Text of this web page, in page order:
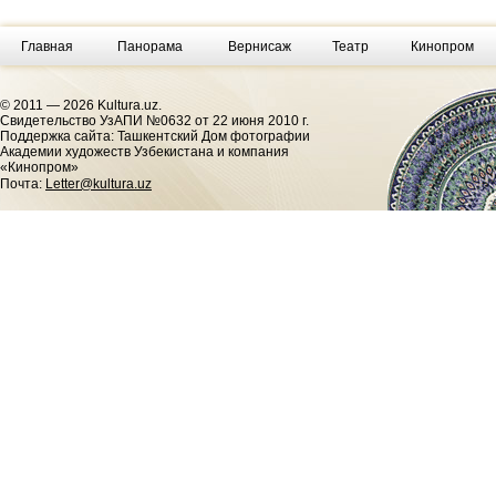
Главная Панорама Вернисаж Театр Кинопром
© 2011 — 2026 Kultura.uz.
Cвидетельство УзАПИ №0632 от 22 июня 2010 г.
Поддержка сайта: Ташкентский Дом фотографии
Академии художеств Узбекистана и компания
«Кинопром»
Почта: Letter@kultura.uz